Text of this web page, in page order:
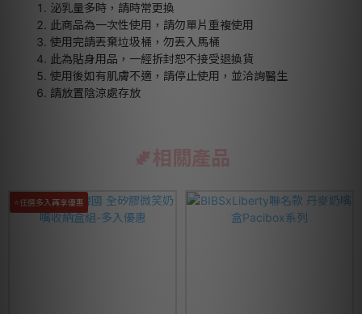
泌乳量多時，請時常更換
此商品為一次性使用，請勿單片重複使用
使用完請丟棄垃圾桶，勿丟入馬桶
此為貼身用品，一經拆封恕不接受退換貨
使用後如有肌膚不適，請停止使用，並洽詢醫生
請放置陰涼處存放
相關產品
⭐任選多入再享優惠